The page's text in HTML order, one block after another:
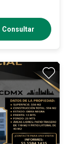
Consultar